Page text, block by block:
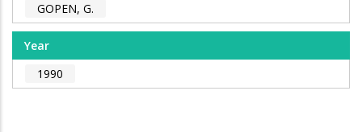
GOPEN, G.
Year
1990